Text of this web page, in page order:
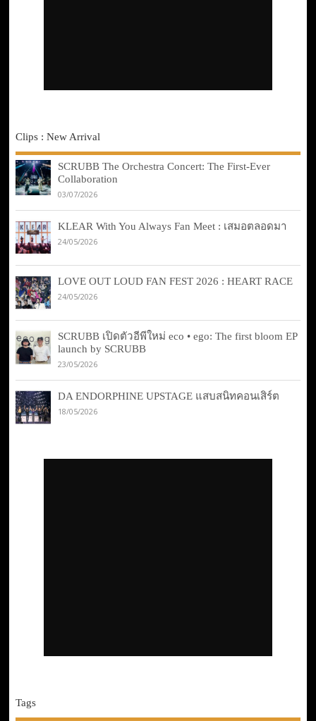
Clips : New Arrival
SCRUBB The Orchestra Concert: The First-Ever
Collaboration
03/07/2026
KLEAR With You Always Fan Meet : เสมอตลอดมา
24/05/2026
LOVE OUT LOUD FAN FEST 2026 : HEART RACE
24/05/2026
SCRUBB เปิดตัวอีพีใหม่ eco • ego: The first bloom EP
launch by SCRUBB
23/05/2026
DA ENDORPHINE UPSTAGE แสบสนิทคอนเสิร์ต
18/05/2026
Tags